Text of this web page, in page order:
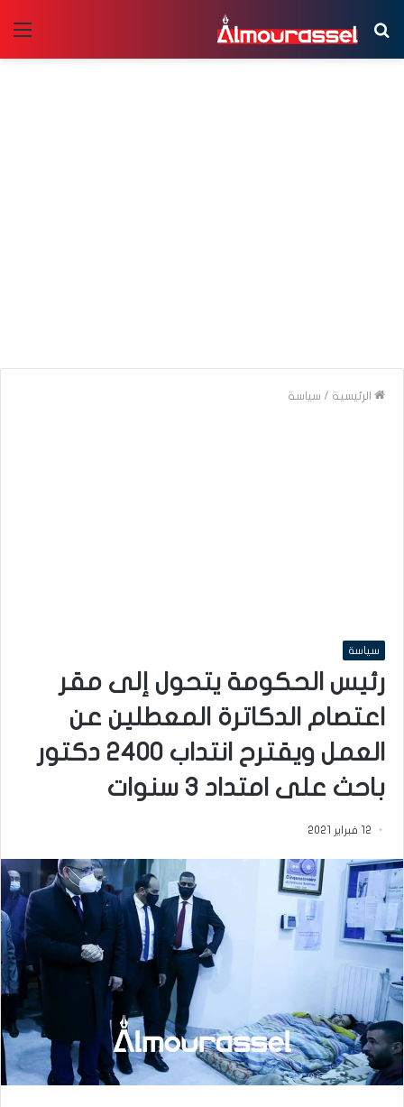
بحث
عن
الرئيسية / سياسة
سياسة
رئيس الحكومة يتحول إلى مقر
اعتصام الدكاترة المعطلين عن
العمل ويقترح انتداب 2400 دكتور
باحث على امتداد 3 سنوات
12 فبراير 2021